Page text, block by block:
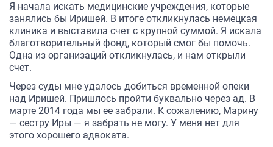
Я начала искать медицинские учреждения, которые
занялись бы Иришей. В итоге откликнулась немецкая
клиника и выставила счет с крупной суммой. Я искала
благотворительный фонд, который смог бы помочь.
Одна из организаций откликнулась, и нам открыли
счет.
Через суды мне удалось добиться временной опеки
над Иришей. Пришлось пройти буквально через ад. В
марте 2014 года мы ее забрали. К сожалению, Марину
— сестру Иры — я забрать не могу. У меня нет для
этого хорошего адвоката.